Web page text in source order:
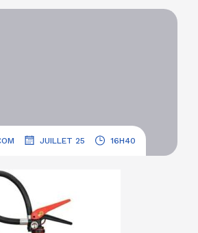
JUILLET 25 16H40